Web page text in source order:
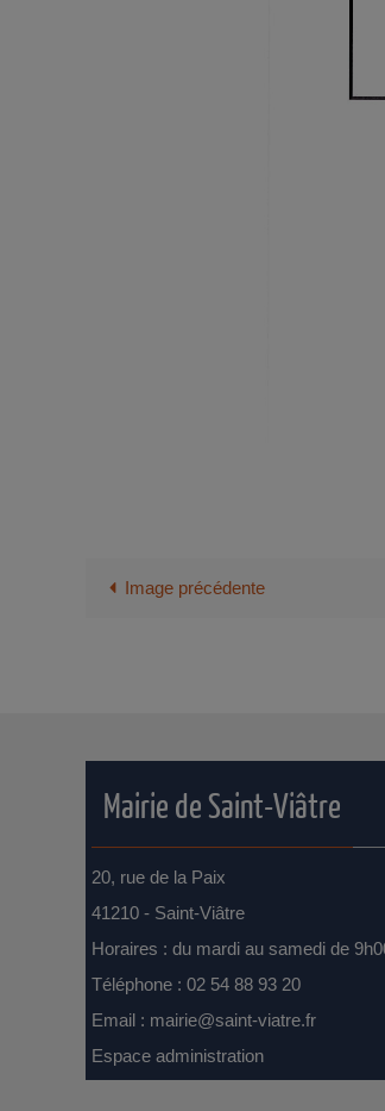
Image précédente
Mairie de Saint-Viâtre
20, rue de la Paix
41210 - Saint-Viâtre
Horaires : du mardi au samedi de
Téléphone : 02 54 88 93 20
Email : mairie@saint-viatre.fr
Espace administration